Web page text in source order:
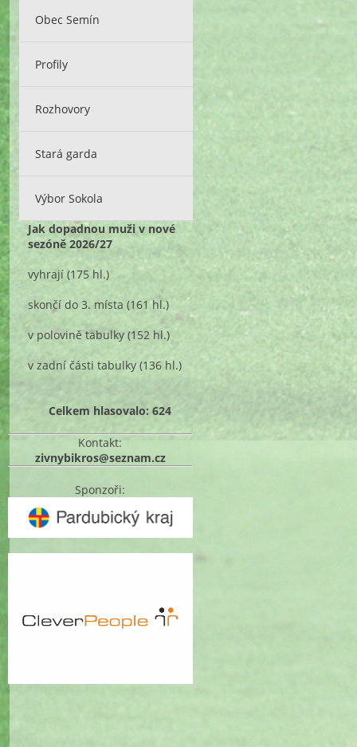
Obec Semín
Profily
Rozhovory
Stará garda
Výbor Sokola
Jak dopadnou muži v nové
sezóně 2026/27
vyhrají (175 hl.)
skončí do 3. místa (161 hl.)
v polovině tabulky (152 hl.)
v zadní části tabulky (136 hl.)
Celkem hlasovalo: 624
Kontakt:
zivnybikros@seznam.cz
Sponzoři: